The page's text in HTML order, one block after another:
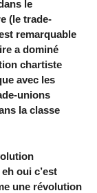
le
(le trade-
remarquable
a dominé
chartiste
avec les
unions
la classe
oui c’est
une révolution